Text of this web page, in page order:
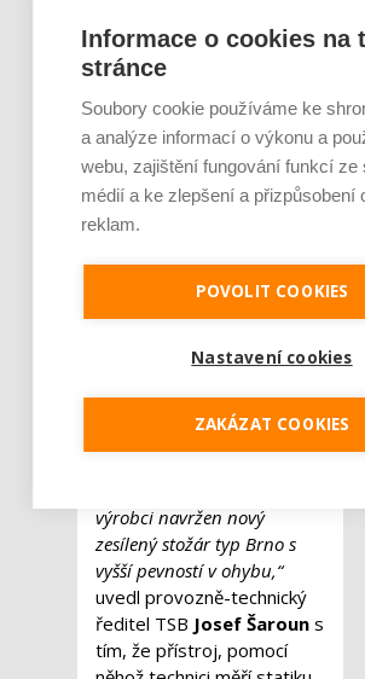
77 stožárů vyměnit.„V
oblasti testování statiky
bezmála 34 tisíc kusů
stožárů. Z těchto výstupů
byla stanovena
předpokládaná budoucí
obnova veřejného osvětlení
nahradit Je připraven plán
aby se maximálně
v návaznosti na osazování
stožárů dopravními
výrobci navržen nový
zesílený stožár typ Brno s
vyšší pevností v ohybu,“
uvedl provozně-technický
ředitel TSB Josef Šaroun s
tím, že přístroj, pomocí
Informace o cookies na
stránce
Soubory cookie používáme ke
a analýze informací o výkonu a
webu, zajištění fungování funkcí ze
médií a ke zlepšení a přizpůsobení
reklam.
POVOLIT COOKIES
Nastavení cookies
ZAKÁZAT COOKIES